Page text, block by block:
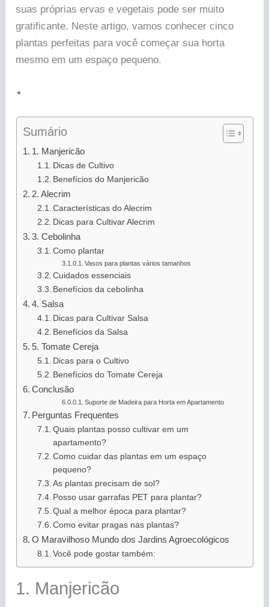
suas próprias ervas e vegetais pode ser muito
gratificante. Neste artigo, vamos conhecer cinco
plantas perfeitas para você começar sua horta
mesmo em um espaço pequeno.
Sumário
1. Manjericão
Dicas de Cultivo
Benefícios do Manjericão
2. Alecrim
Características do Alecrim
Dicas para Cultivar Alecrim
3. Cebolinha
Como plantar
Vasos para plantas vários tamanhos
Cuidados essenciais
Benefícios da cebolinha
4. Salsa
Dicas para Cultivar Salsa
Benefícios da Salsa
5. Tomate Cereja
Dicas para o Cultivo
Benefícios do Tomate Cereja
Conclusão
Suporte de Madeira para Horta em Apartamento
Perguntas Frequentes
Quais plantas posso cultivar em um
apartamento?
Como cuidar das plantas em um espaço
pequeno?
As plantas precisam de sol?
Posso usar garrafas PET para plantar?
Qual a melhor época para plantar?
Como evitar pragas nas plantas?
O Maravilhoso Mundo dos Jardins Agroecológicos
Você pode gostar também:
1. Manjericão